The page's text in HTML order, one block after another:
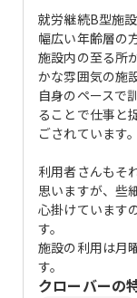
就労継続B型施
幅広い年齢層の
施設内の至る所
かな雰囲気の施
自身のペースで
ることで仕事と
ごされています。
利用者さんもそ
思いますが、些
心掛けています
す。
施設の利用は月
す。
クローバーの